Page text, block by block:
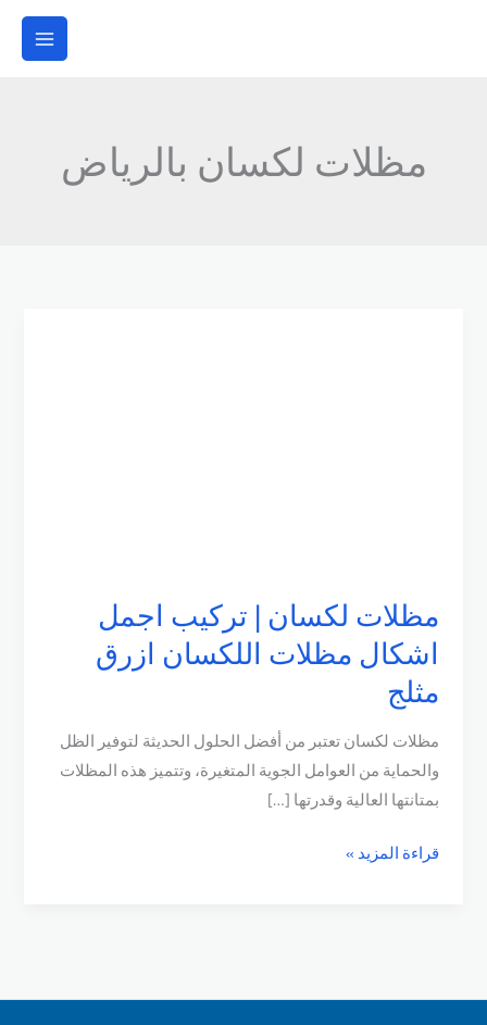
مظلات لكسان بالرياض
مظلات لكسان | تركيب اجمل
اشكال مظلات اللكسان ازرق
مثلج
مظلات لكسان تعتبر من أفضل الحلول الحديثة لتوفير الظل
والحماية من العوامل الجوية المتغيرة، وتتميز هذه المظلات
بمتانتها العالية وقدرتها […]
مظلات
اشكال
قراءة المزيد »